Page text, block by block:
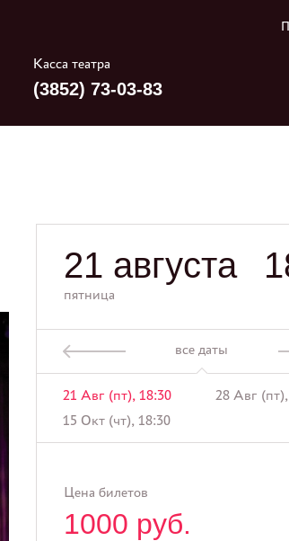
Касса театра
(3852) 73-03-83
21 августа
пятница
все даты
21 Авг (пт), 18:30
28 Авг
15 Окт (чт), 18:30
Цена билетов
1000 руб.